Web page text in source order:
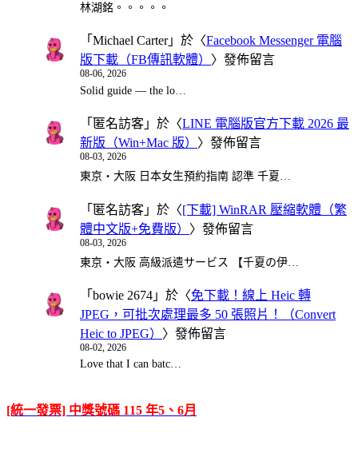
林湖銘。。。。。
「 Michael Carter」於〈Facebook Messenger 電腦
版下載（FB傳訊軟體）
〉發佈留言
08-06, 2026
Solid guide — the lo…
「 匿名訪客 」於〈LINE 電腦版官方下載 2026 最
新版（Win+Mac 版） 〉發佈留言
08-03, 2026
東京・大阪 日本女生預約指南 認準 千夏…
「 匿名訪客 」於〈[下載] WinRAR 壓縮軟體（繁
體中文版+免費版） 〉發佈留言
08-03, 2026
東京・大阪 高級派遣サービス 【千夏の伊…
「 bowie 2674 」於〈免下載！線上 Heic 轉
JPEG，可批次處理最多 50 張照片！（Convert
Heic to JPEG） 〉發佈留言
08-02, 2026
Love that I can batc…
[統一發票] 中獎號碼 115 年5、6月